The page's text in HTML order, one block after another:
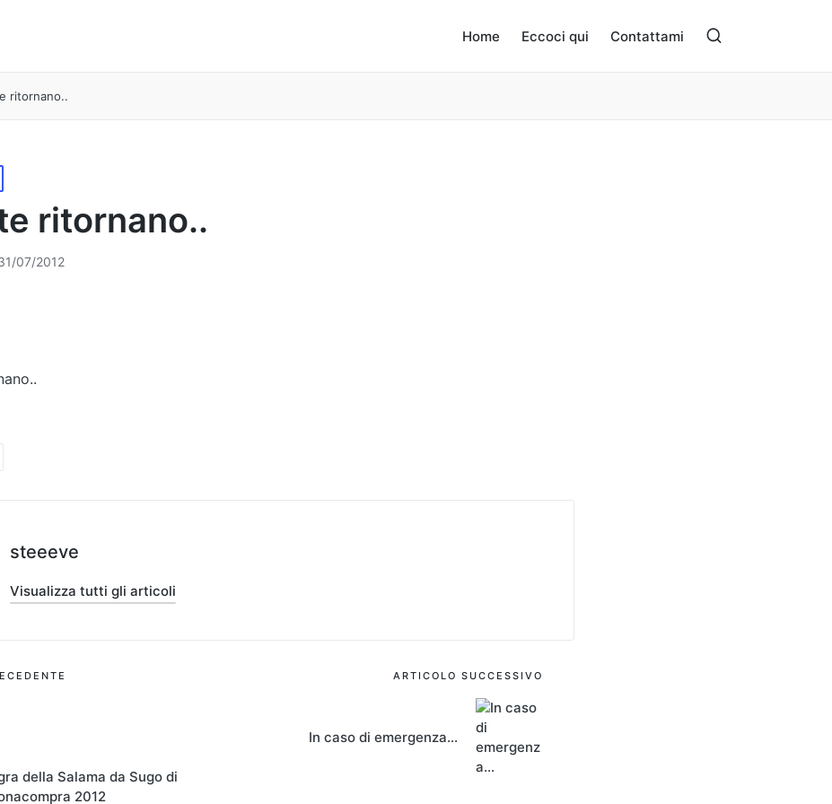
Home Eccoci qui Contattami
ritornano..
ritornano..
07/2012
steeeve
Visualizza tutti gli articoli
della Salama da Sugo di
2012
ARTICOLO SUCCESSIVO
In caso di emergenza…